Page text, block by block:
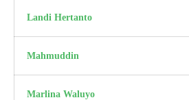
Landi Hertanto
Mahmuddin
Marlina Waluyo